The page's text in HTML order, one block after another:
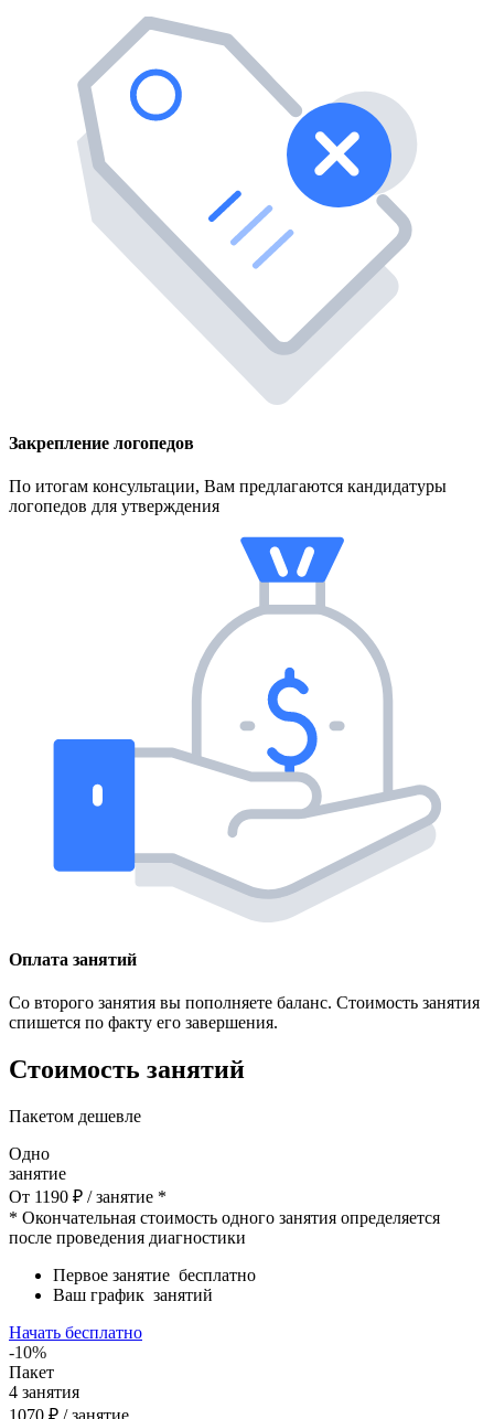
Закрепление логопедов
По итогам консультации, Вам предлагаются кандидатуры
логопедов для утверждения
Оплата занятий
Со второго занятия вы пополняете баланс. Стоимость занятия
спишется по факту его завершения.
Стоимость занятий
Пакетом дешевле
Одно
занятие
От 1190 ₽ / занятие *
* Окончательная стоимость одного занятия определяется
после проведения диагностики
Первое занятие бесплатно
Ваш график занятий
Начать бесплатно
-10%
Пакет
4 занятия